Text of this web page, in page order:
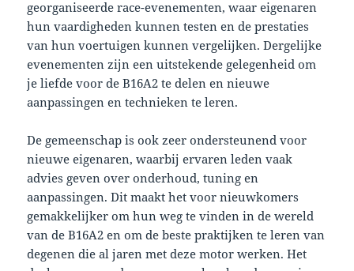
georganiseerde race-evenementen, waar eigenaren
hun vaardigheden kunnen testen en de prestaties
van hun voertuigen kunnen vergelijken. Dergelijke
evenementen zijn een uitstekende gelegenheid om
je liefde voor de B16A2 te delen en nieuwe
aanpassingen en technieken te leren.
De gemeenschap is ook zeer ondersteunend voor
nieuwe eigenaren, waarbij ervaren leden vaak
advies geven over onderhoud, tuning en
aanpassingen. Dit maakt het voor nieuwkomers
gemakkelijker om hun weg te vinden in de wereld
van de B16A2 en om de beste praktijken te leren van
degenen die al jaren met deze motor werken. Het